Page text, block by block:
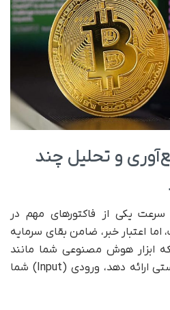
و تحلیل چند
سرعت یکی از فاکتورهای مهم در
اعتبار خبر، ضامن بقای سرمایه
ابزار هوش مصنوعی شما مانند
ChatGPT بتواند تحلیل درستی ارائه دهد، ورودی (Input) شما